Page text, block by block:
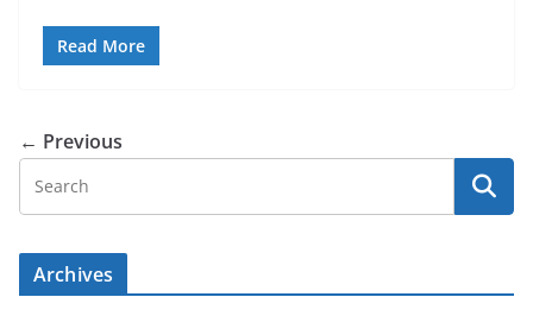
Read More
← Previous
Archives